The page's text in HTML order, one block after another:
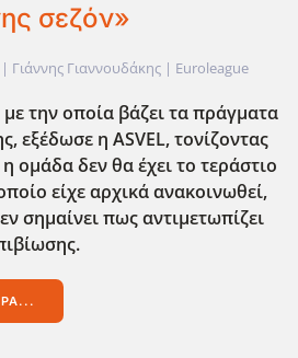
σεζόν»
| Γιάννης Γιαννουδάκης | Euroleague
την οποία βάζει τα πράγματα
εξέδωσε η ASVEL, τονίζοντας
ομάδα δεν θα έχει το τεράστιο
είχε αρχικά ανακοινωθεί,
σημαίνει πως αντιμετωπίζει